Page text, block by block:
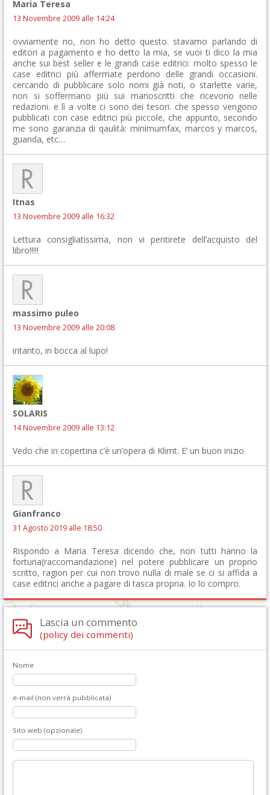
Maria Teresa
13 Novembre 2009 alle 14:24
ovviamente no, non ho detto questo. stavamo parlando di
editori a pagamento e ho detto la mia, se vuoi ti dico la mia
anche sui best seller e le grandi case editrici: molto spesso le
case editrici più affermate perdono delle grandi occasioni.
cercando di pubblicare solo nomi già noti, o starlette varie,
non si soffermano più sui manoscritti che ricevono nelle
redazioni. e lì a volte ci sono dei tesori. che spesso vengono
pubblicati con case editrici più piccole, che appunto, secondo
me sono garanzia di qaulità: minimumfax, marcos y marcos,
guanda, etc…
Itnas
13 Novembre 2009 alle 16:32
Lettura consigliatissima, non vi pentirete dell’acquisto del
libro!!!!!
massimo puleo
13 Novembre 2009 alle 20:08
intanto, in bocca al lupo!
SOLARIS
14 Novembre 2009 alle 13:12
Vedo che in copertina c’è un’opera di Klimt. E’ un buon inizio.
Gianfranco
31 Agosto 2019 alle 18:50
Rispondo a Maria Teresa dicendo che, non tutti hanno la
fortuna(raccomandazione) nel potere pubblicare un proprio
scritto, ragion per cui non trovo nulla di male se ci si affida a
case editrici anche a pagare di tasca propria. Io lo compro.
Lascia un commento
(policy dei commenti)
Nome
e-mail (non verrà pubblicata)
Sito web (opzionale)